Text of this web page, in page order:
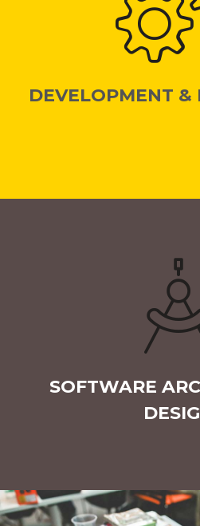
DEVELOPMENT &
SOFTWARE